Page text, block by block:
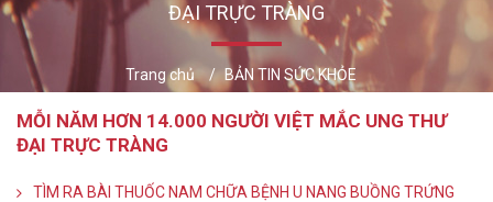
ĐẠI TRỰC TRÀNG
Trang chủ BẢN TIN SỨC KHỎE
MỖI NĂM HƠN 14.000 NGƯỜI VIỆT MẮC UNG THƯ
ĐẠI TRỰC TRÀNG
TÌM RA BÀI THUỐC NAM CHỮA BỆNH U NANG BUỒNG TRỨNG